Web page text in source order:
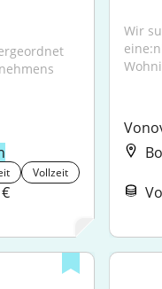
Vollzeit
Wir